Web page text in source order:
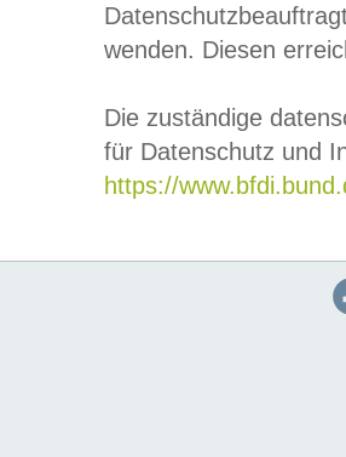
wenden. Diesen
Die zuständige
für Datenschutz und
https://